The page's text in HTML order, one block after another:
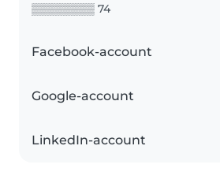
▒▒▒▒▒▒▒▒ 74
Facebook-account
Google-account
LinkedIn-account